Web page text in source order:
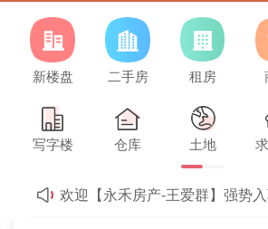
新楼盘 二手房 租房
写字楼 仓库 土地
【马女士】发布了【租房子】的
欢迎【永禾房产-王爱群】强势
欢迎【舒心房产-冯永生】强势
欢迎【永禾房产-王爱群】强势
64万/套
二手房参考均价
0元/m
64万/套